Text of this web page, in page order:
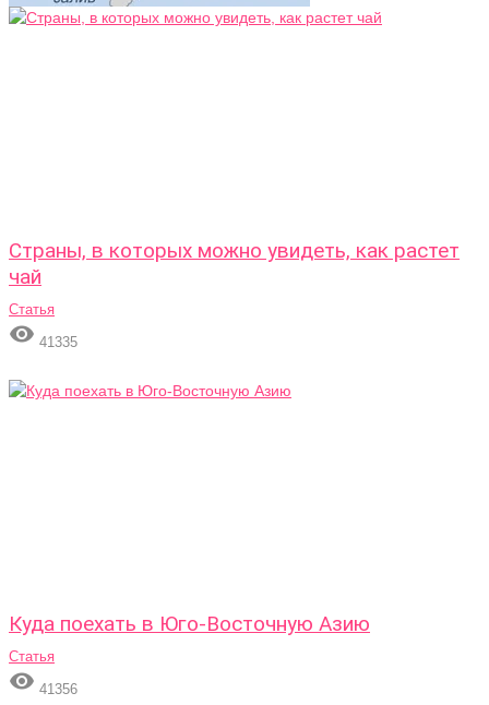
Страны, в которых можно увидеть, как растет
чай
Статья
 41335
Куда поехать в Юго-Восточную Азию
Статья
 41356